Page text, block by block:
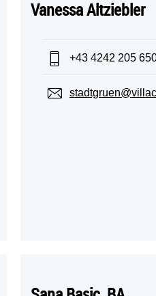
Vanessa Altziebler
Telefon:
+43 4242 205
E-Mail: